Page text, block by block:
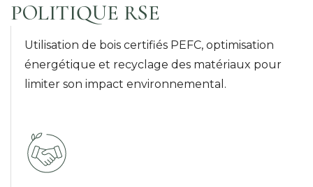
POLITIQUE RSE
Utilisation de bois certifiés PEFC, optimisation
énergétique et recyclage des matériaux pour
limiter son impact environnemental.